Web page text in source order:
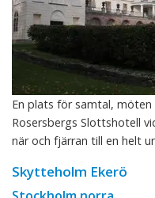
En plats för samtal,
Rosersbergs Slottshotell
när och fjärran till en helt
Skytteholm Ekerö